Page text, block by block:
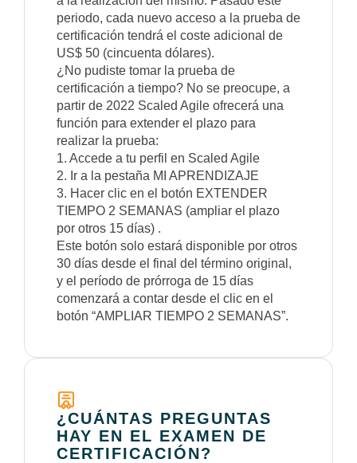
periodo, cada nuevo acceso a la prueba de
certificación tendrá el coste adicional de
US$ 50 (cincuenta dólares).
¿No pudiste tomar la prueba de
certificación a tiempo? No se preocupe, a
partir de 2022 Scaled Agile ofrecerá una
función para extender el plazo para
realizar la prueba:
1. Accede a tu perfil en Scaled Agile
2. Ir a la pestaña MI APRENDIZAJE
3. Hacer clic en el botón EXTENDER
TIEMPO 2 SEMANAS (ampliar el plazo
por otros 15 días) .
Este botón solo estará disponible por otros
30 días desde el final del término original,
y el período de prórroga de 15 días
comenzará a contar desde el clic en el
botón “AMPLIAR TIEMPO 2 SEMANAS”.
¿CUÁNTAS PREGUNTAS
HAY EN EL EXAMEN DE
CERTIFICACIÓN?